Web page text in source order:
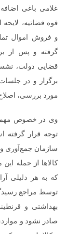
غلامی باغی
قوه قضائیه،
و فروش اموال
گرفته و پس از
قضایی دولت،
برگزار و در
مورد بررسی،
وی در خصوص
توجه قرار گرفته
سازمان جمع‌آوری
کالاها از جمله
که به هر دلیلی
توسط مراجع
بهداشتی و
صادر نشود و مواردی